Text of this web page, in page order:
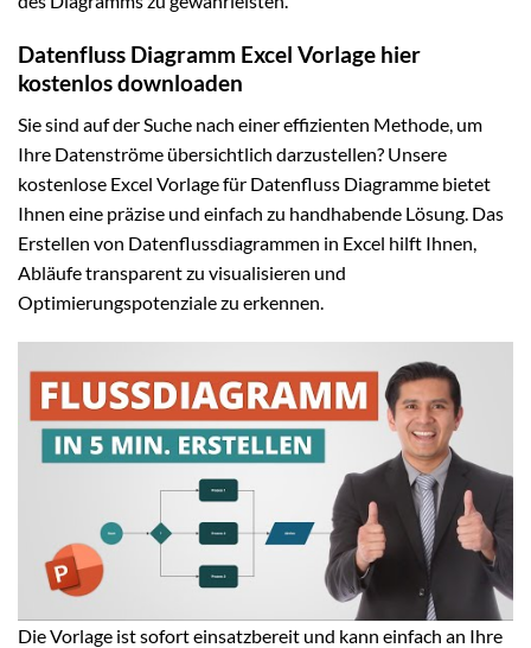
Datenfluss Diagramm Excel Vorlage hier
kostenlos downloaden
Sie sind auf der Suche nach einer effizienten Methode, um
Ihre Datenströme übersichtlich darzustellen? Unsere
kostenlose Excel Vorlage für Datenfluss Diagramme bietet
Ihnen eine präzise und einfach zu handhabende Lösung. Das
Erstellen von Datenflussdiagrammen in Excel hilft Ihnen,
Abläufe transparent zu visualisieren und
Optimierungspotenziale zu erkennen.
Die Vorlage ist sofort einsatzbereit und kann einfach an Ihre